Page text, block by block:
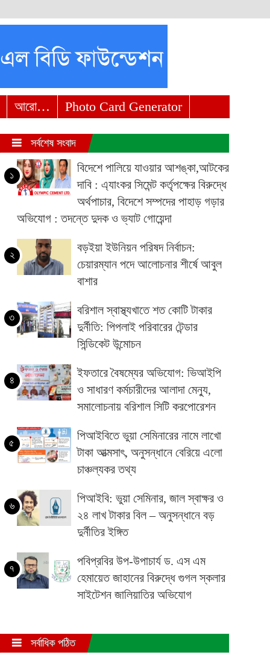
আরো… Photo Card Generator
সর্বশেষ সংবাদ
১
বিদেশে পালিয়ে যাওয়ার আশঙ্কা,আটকের
দাবি : এ্যাংকর সিমেন্ট কর্তৃপক্ষের বিরুদ্ধে
অর্থপাচার, বিদেশে সম্পদের পাহাড় গড়ার
অভিযোগ : তদন্তে দুদক ও ভ্যাট গোয়েন্দা
২
বড়ইয়া ইউনিয়ন পরিষদ নির্বাচন:
চেয়ারম্যান পদে আলোচনার শীর্ষে আবুল
বাশার
৩
বরিশাল স্বাস্থ্যখাতে শত কোটি টাকার
দুর্নীতি: পিপলাই পরিবারের টেন্ডার
সিন্ডিকেট উন্মোচন
৪
ইফতারে বৈষম্যের অভিযোগ: ভিআইপি
ও সাধারণ কর্মচারীদের আলাদা মেন্যু,
সমালোচনায় বরিশাল সিটি করপোরেশন
৫
পিআইবিতে ভুয়া সেমিনারের নামে লাখো
টাকা আত্মসাৎ, অনুসন্ধানে বেরিয়ে এলো
চাঞ্চল্যকর তথ্য
৬
পিআইবি: ভুয়া সেমিনার, জাল স্বাক্ষর ও
২৪ লাখ টাকার বিল – অনুসন্ধানে বড়
দুর্নীতির ইঙ্গিত
৭
পবিপ্রবির উপ-উপাচার্য ড. এস এম
হেমায়েত জাহানের বিরুদ্ধে গুগল স্কলার
সাইটেশন জালিয়াতির অভিযোগ
সর্বাধিক পঠিত